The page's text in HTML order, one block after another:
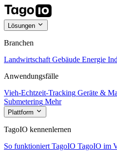
Lösungen
Branchen
Landwirtschaft Gebäude Energie
Anwendungsfälle
Vieh-Echtzeit-Tracking Geräte &
Submetering Mehr
Plattform
TagoIO kennenlernen
So funktioniert TagoIO TagoIO im